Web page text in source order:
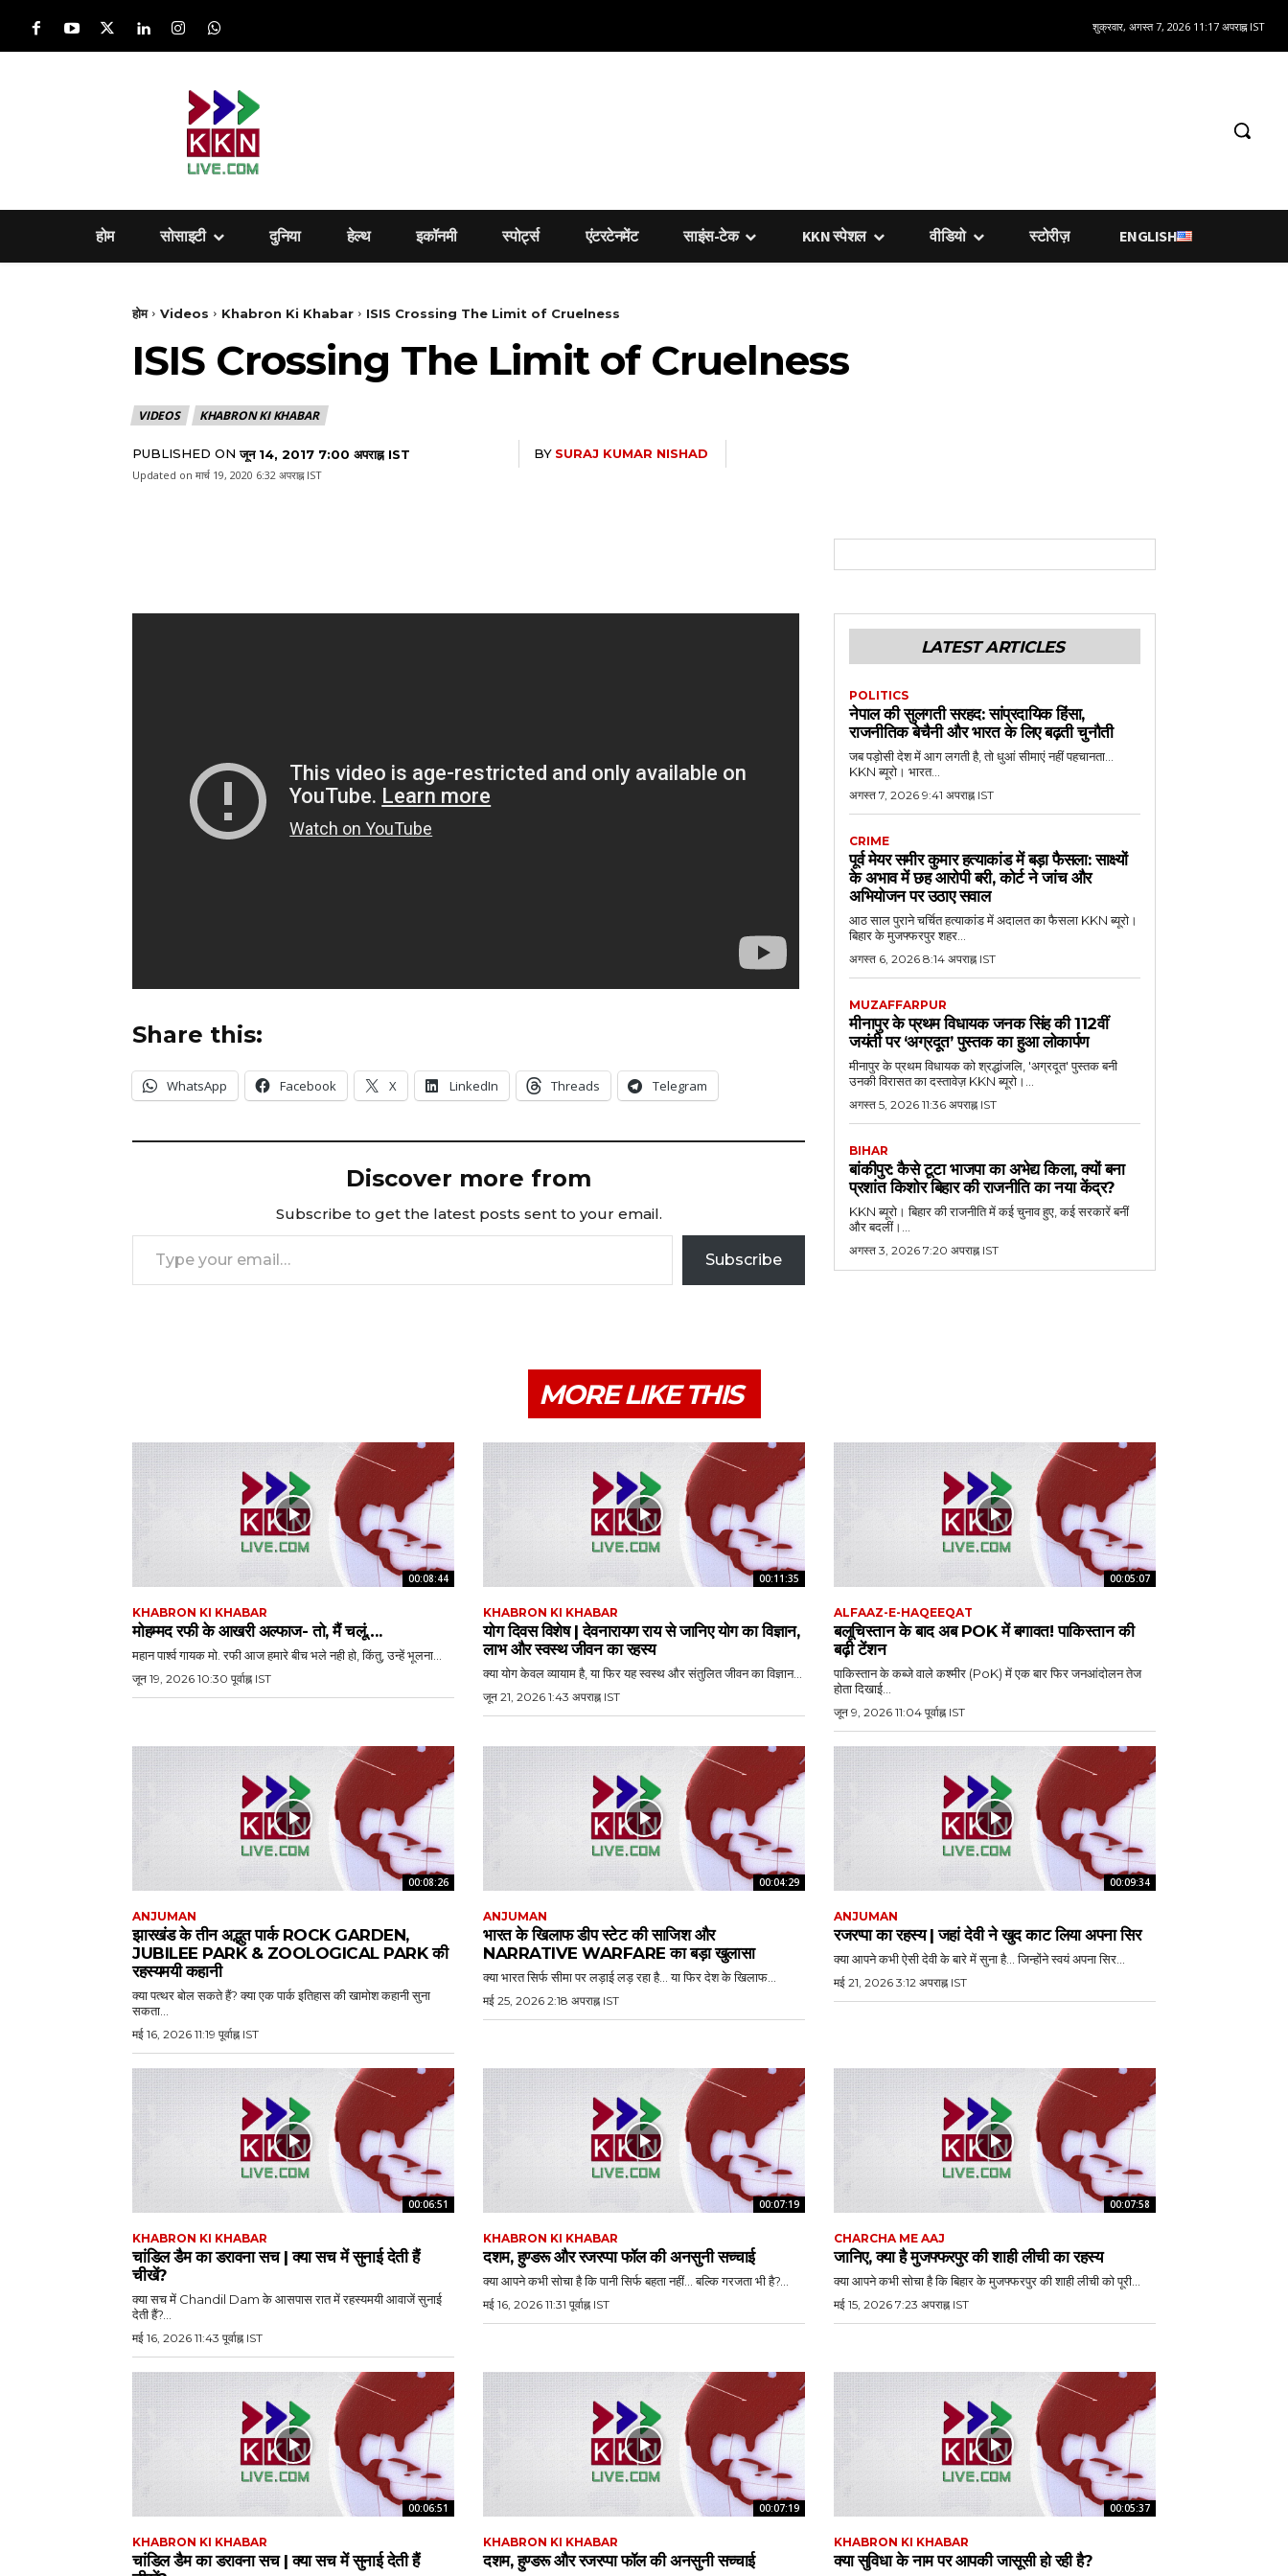
शुक्रवार, अगस्त 7, 2026 11:17 अपराह्न IST
होम सोसाइटी दुनिया हेल्‍थ इकॉनमी स्पोर्ट्स एंटरटेनमेंट साइंस-टेक KKN स्पेशल वीडियो स्टोरीज़ ENGLISH
होम Videos Khabron Ki Khabar ISIS Crossing The Limit of Cruelness
ISIS Crossing The Limit of Cruelness
VIDEOS KHABRON KI KHABAR
PUBLISHED ON जून 14, 2017 7:00 अपराह्न IST BY SURAJ KUMAR NISHAD
Updated on मार्च 19, 2020 6:32 अपराह्न IST
Share this:
WhatsApp Facebook X LinkedIn Threads Telegram
Discover more from
Subscribe to get the latest posts sent to your email.
Type your email…
Subscribe
LATEST ARTICLES
POLITICS
नेपाल की सुलगती सरहद: सांप्रदायिक हिंसा,
राजनीतिक बेचैनी और भारत के लिए बढ़ती चुनौती
जब पड़ोसी देश में आग लगती है, तो धुआं सीमाएं नहीं पहचानता...
KKN ब्यूरो। भारत...
अगस्त 7, 2026 9:41 अपराह्न IST
CRIME
पूर्व मेयर समीर कुमार हत्याकांड में बड़ा फैसला: साक्ष्यों
के अभाव में छह आरोपी बरी, कोर्ट ने जांच और
अभियोजन पर उठाए सवाल
आठ साल पुराने चर्चित हत्याकांड में अदालत का फैसला KKN ब्यूरो।
बिहार के मुजफ्फरपुर शहर...
अगस्त 6, 2026 8:14 अपराह्न IST
MUZAFFARPUR
मीनापुर के प्रथम विधायक जनक सिंह की 112वीं
जयंती पर ‘अग्रदूत’ पुस्तक का हुआ लोकार्पण
मीनापुर के प्रथम विधायक को श्रद्धांजलि, 'अग्रदूत' पुस्तक बनी
उनकी विरासत का दस्तावेज़ KKN ब्यूरो।...
अगस्त 5, 2026 11:36 अपराह्न IST
BIHAR
बांकीपुर: कैसे टूटा भाजपा का अभेद्य किला, क्यों बना
प्रशांत किशोर बिहार की राजनीति का नया केंद्र?
KKN ब्यूरो। बिहार की राजनीति में कई चुनाव हुए, कई सरकारें बनीं
और बदलीं।...
अगस्त 3, 2026 7:20 अपराह्न IST
MORE LIKE THIS
00:08:44
KHABRON KI KHABAR
मोहम्मद रफी के आखरी अल्फाज- तो, मैं चलूं….
महान पार्श्व गायक मो. रफी आज हमारे बीच भले नही हो, किंतु, उन्हें भूलना...
जून 19, 2026 10:30 पूर्वाह्न IST
00:11:35
KHABRON KI KHABAR
योग दिवस विशेष | देवनारायण राय से जानिए योग का विज्ञान,
लाभ और स्वस्थ जीवन का रहस्य
क्या योग केवल व्यायाम है, या फिर यह स्वस्थ और संतुलित जीवन का विज्ञान...
जून 21, 2026 1:43 अपराह्न IST
00:05:07
ALFAAZ-E-HAQEEQAT
बलूचिस्तान के बाद अब POK में बगावत! पाकिस्तान की
बढ़ी टेंशन
पाकिस्तान के कब्जे वाले कश्मीर (PoK) में एक बार फिर जनआंदोलन तेज
होता दिखाई...
जून 9, 2026 11:04 पूर्वाह्न IST
00:08:26
ANJUMAN
झारखंड के तीन अद्भुत पार्क ROCK GARDEN,
JUBILEE PARK & ZOOLOGICAL PARK की
रहस्यमयी कहानी
क्या पत्थर बोल सकते हैं? क्या एक पार्क इतिहास की खामोश कहानी सुना
सकता...
मई 16, 2026 11:19 पूर्वाह्न IST
00:04:29
ANJUMAN
भारत के खिलाफ डीप स्टेट की साजिश और
NARRATIVE WARFARE का बड़ा खुलासा
क्या भारत सिर्फ सीमा पर लड़ाई लड़ रहा है… या फिर देश के खिलाफ...
मई 25, 2026 2:18 अपराह्न IST
00:09:34
ANJUMAN
रजरप्पा का रहस्य | जहां देवी ने खुद काट लिया अपना सिर
क्या आपने कभी ऐसी देवी के बारे में सुना है… जिन्होंने स्वयं अपना सिर...
मई 21, 2026 3:12 अपराह्न IST
00:06:51
KHABRON KI KHABAR
चांडिल डैम का डरावना सच | क्या सच में सुनाई देती हैं
चीखें?
क्या सच में Chandil Dam के आसपास रात में रहस्यमयी आवाजें सुनाई
देती हैं?...
मई 16, 2026 11:43 पूर्वाह्न IST
00:07:19
KHABRON KI KHABAR
दशम, हुण्डरू और रजरप्पा फॉल की अनसुनी सच्चाई
क्या आपने कभी सोचा है कि पानी सिर्फ बहता नहीं… बल्कि गरजता भी है?...
मई 16, 2026 11:31 पूर्वाह्न IST
00:07:58
CHARCHA ME AAJ
जानिए, क्या है मुजफ्फरपुर की शाही लीची का रहस्य
क्या आपने कभी सोचा है कि बिहार के मुजफ्फरपुर की शाही लीची को पूरी...
मई 15, 2026 7:23 अपराह्न IST
00:06:51
KHABRON KI KHABAR
चांडिल डैम का डरावना सच | क्या सच में सुनाई देती हैं
00:07:19
KHABRON KI KHABAR
दशम, हुण्डरू और रजरप्पा फॉल की अनसुनी सच्चाई
00:05:37
KHABRON KI KHABAR
क्या सुविधा के नाम पर आपकी जासूसी हो रही है?